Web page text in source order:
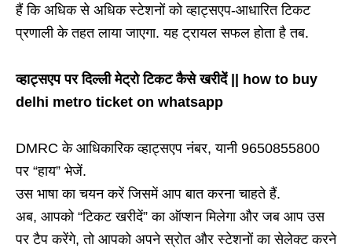
हैं कि अधिक से अधिक स्टेशनों को व्हाट्सएप-आधारित टिकट
प्रणाली के तहत लाया जाएगा. यह ट्रायल सफल होता है तब.
व्हाट्सएप पर दिल्ली मेट्रो टिकट कैसे खरीदें || how to buy
delhi metro ticket on whatsapp
DMRC के आधिकारिक व्हाट्सएप नंबर, यानी 9650855800
पर “हाय” भेजें.
उस भाषा का चयन करें जिसमें आप बात करना चाहते हैं.
अब, आपको “टिकट खरीदें” का ऑप्शन मिलेगा और जब आप उस
पर टैप करेंगे, तो आपको अपने स्रोत और स्टेशनों का सेलेक्ट करने